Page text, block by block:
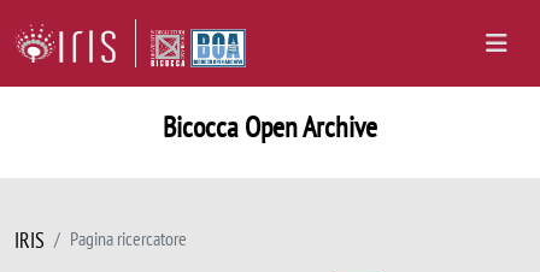
Bicocca Open Archive
IRIS Pagina ricercatore